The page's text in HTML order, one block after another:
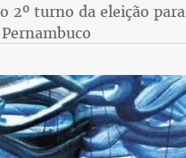
2º turno da eleição para